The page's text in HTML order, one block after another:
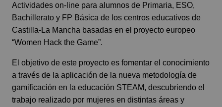
Actividades on-line para alumnos de Primaria, ESO,
Bachillerato y FP Básica de los centros educativos de
Castilla-La Mancha basadas en el proyecto europeo
“Women Hack the Game”.
El objetivo de este proyecto es fomentar el conocimiento
a través de la aplicación de la nueva metodología de
gamificación en la educación STEAM, descubriendo el
trabajo realizado por mujeres en distintas áreas y